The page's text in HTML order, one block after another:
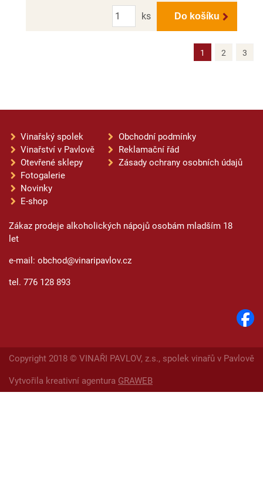
Počet
ks
Do košíku
1 2 3
Vinařský spolek
Vinařství v Pavlově
Otevřené sklepy
Fotogalerie
Novinky
E-shop
Obchodní podmínky
Reklamační řád
Zásady ochrany osobních údajů
Zákaz prodeje alkoholických nápojů osobám mladším 18
let
e-mail: obchod@vinaripavlov.cz
tel. 776 128 893
Copyright 2018 © VINAŘI PAVLOV, z.s., spolek vinařů v Pavlově
Vytvořila kreativní agentura GRAWEB